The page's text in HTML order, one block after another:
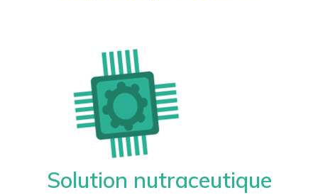
Solution nutraceutique